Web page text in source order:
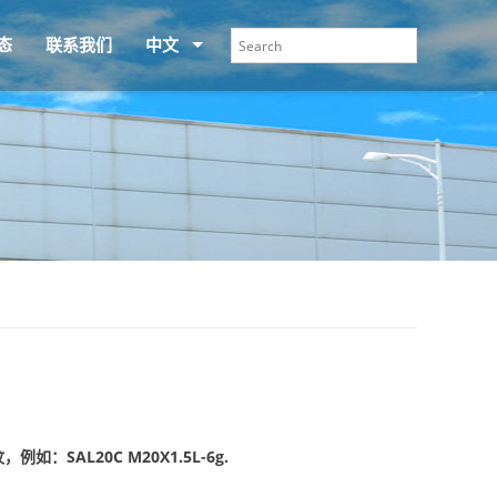
联系我们 中文
例如：SAL20C M20X1.5L-6g.